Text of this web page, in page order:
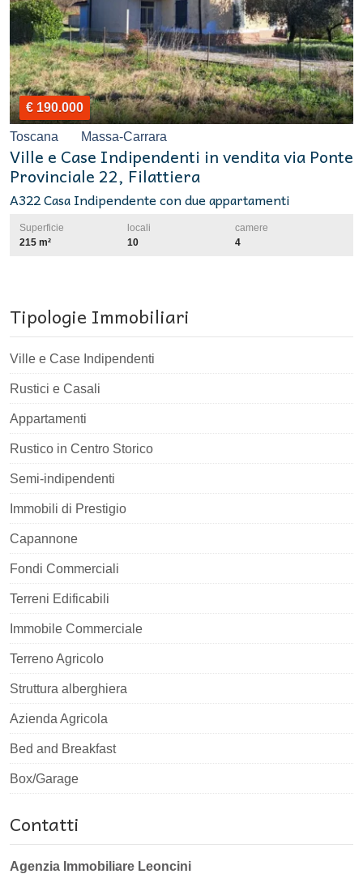
€ 190.000
Toscana Massa-Carrara
Ville e Case Indipendenti in vendita via Ponte
Provinciale 22, Filattiera
A322 Casa Indipendente con due appartamenti
Superficie
215 m²
locali
10
camere
4
Tipologie Immobiliari
Ville e Case Indipendenti
Rustici e Casali
Appartamenti
Rustico in Centro Storico
Semi-indipendenti
Immobili di Prestigio
Capannone
Fondi Commerciali
Terreni Edificabili
Immobile Commerciale
Terreno Agricolo
Struttura alberghiera
Azienda Agricola
Bed and Breakfast
Box/Garage
Contatti
Agenzia Immobiliare Leoncini